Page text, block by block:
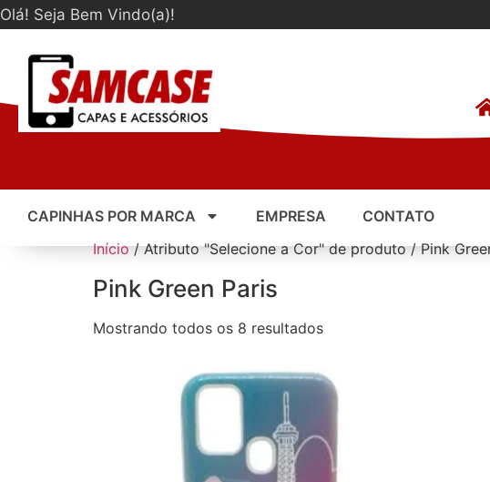
Olá! Seja Bem Vindo(a)!
CAPINHAS POR MARCA EMPRESA CONTATO
Início/ Atributo "Selecione a Cor" de produto / Pink
Pink Green Paris
Mostrando todos os 8 resultados